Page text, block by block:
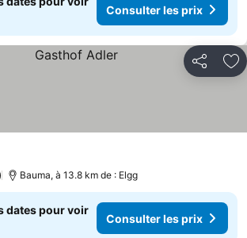
Consulter les prix
Partager
Bauma, à 13.8 km de : Elgg
dates pour voir
Consulter les prix